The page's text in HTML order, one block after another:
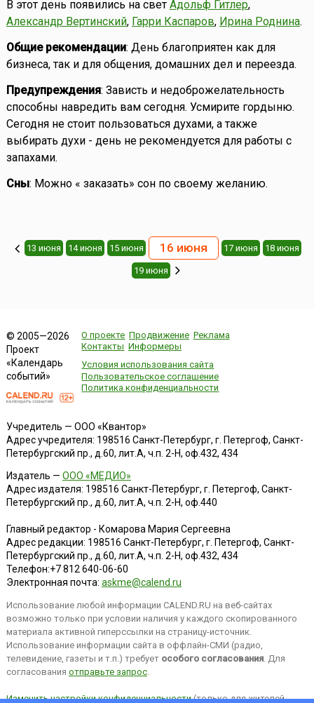
В этот день появились на свет Адольф Гитлер,
Александр Вертинский, Гарри Каспаров, Ирина Роднина.
Общие рекомендации: День благоприятен как для
бизнеса, так и для общения, домашних дел и переезда.
Предупреждения: Зависть и недоброжелательность
способны навредить вам сегодня. Усмирите гордыню.
Сегодня не стоит пользоваться духами, а также
выбирать духи - день не рекомендуется для работы с
запахами.
Сны: Можно « заказать» сон по своему желанию.
13 июня 14 июня 15 июня 16 июня 17 июня 18 июня
19 июня
© 2005—2026
Проект
«Календарь
событий»
О проекте Продвижение Реклама
Контакты Информеры
Условия использования сайта
Пользовательское соглашение
Политика конфиденциальности
Учредитель — ООО «Квантор»
Адрес учредителя: 198516 Санкт-Петербург, г. Петергоф, Санкт-
Петербургский пр., д.60, лит.А, ч.п. 2-Н, оф.432, 434
Издатель — ООО «МЕДИО»
Адрес издателя: 198516 Санкт-Петербург, г. Петергоф, Санкт-
Петербургский пр., д.60, лит.А, ч.п. 2-Н, оф.440
Главный редактор - Комарова Мария Сергеевна
Адрес редакции: 198516 Санкт-Петербург, г. Петергоф, Санкт-
Петербургский пр., д.60, лит.А, ч.п. 2-Н, оф.432, 434
Телефон:+7 812 640-06-60
Электронная почта: askme@calend.ru
Использование любой информации CALEND.RU на веб-сайтах
возможно только при условии наличия у каждого скопированного
материала активной гиперссылки на страницу-источник.
Использование информации сайта в оффлайн-СМИ (радио,
телевидение, газеты и т.п.) требует особого согласования. Для
согласования отправьте запрос.
Изменить настройки конфиденциальности(только для жителей